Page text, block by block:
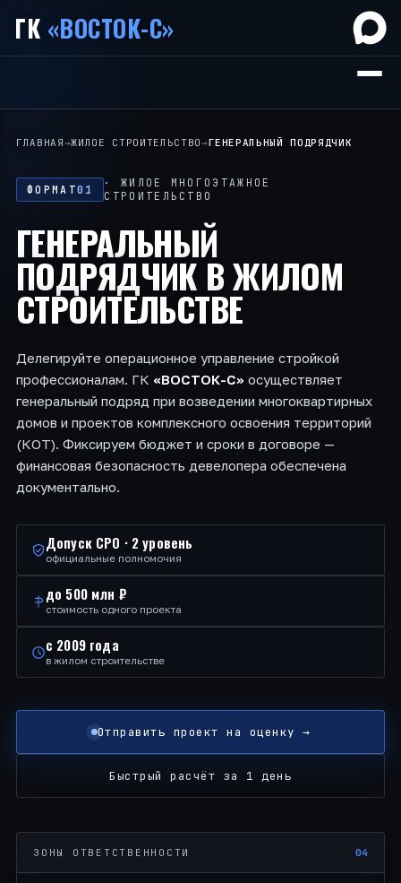
ГК «ВОСТОК-С»
ГЛАВНАЯ→ЖИЛОЕ СТРОИТЕЛЬСТВО→ГЕНЕРАЛЬНЫЙ ПОДРЯДЧИК
ФОРМАТ01
· ЖИЛОЕ МНОГОЭТАЖНОЕ
СТРОИТЕЛЬСТВО
ГЕНЕРАЛЬНЫЙ
ПОДРЯДЧИК В ЖИЛОМ
СТРОИТЕЛЬСТВЕ
Делегируйте операционное управление стройкой
профессионалам. ГК «ВОСТОК-С» осуществляет
генеральный подряд при возведении многоквартирных
домов и проектов комплексного освоения территорий
(КОТ). Фиксируем бюджет и сроки в договоре —
финансовая безопасность девелопера обеспечена
документально.
Допуск СРО · 2 уровень
официальные полномочия
до 500 млн ₽
стоимость одного проекта
с 2009 года
в жилом строительстве
Отправить проект на оценку →
Быстрый расчёт за 1 день
ЗОНЫ ОТВЕТСТВЕННОСТИ 04